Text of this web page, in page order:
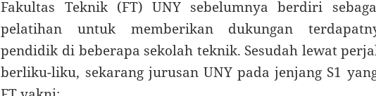
Fakultas Teknik (FT) UNY sebelumnya berdiri
pelatihan untuk memberikan dukungan
pendidik di beberapa sekolah teknik. Sesudah lewat
berliku-liku, sekarang jurusan UNY pada jenjang S1